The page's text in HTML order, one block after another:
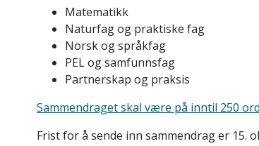
Matematikk
Naturfag og praktiske fag
Norsk og språkfag
PEL og samfunnsfag
Partnerskap og praksis
Sammendraget skal være på inntil 250
Frist for å sende inn sammendrag er 15.